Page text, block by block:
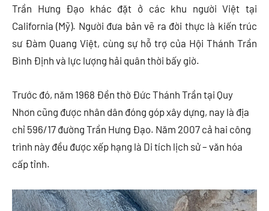
Trần Hưng Đạo khác đặt ở các khu người Việt tại
California (Mỹ). Người đưa bản vẽ ra đời thực là kiến trúc
sư Đàm Quang Việt, cùng sự hỗ trợ của Hội Thánh Trần
Bình Định và lực lượng hải quân thời bấy giờ.
Trước đó, năm 1968 Đền thờ Đức Thánh Trần tại Quy
Nhơn cũng được nhân dân đóng góp xây dựng, nay là địa
chỉ 596/17 đường Trần Hưng Đạo. Năm 2007 cả hai công
trình này đều được xếp hạng là Di tích lịch sử – văn hóa
cấp tỉnh.